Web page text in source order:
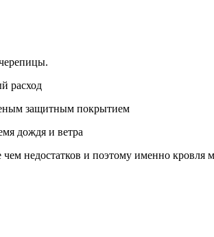
расход
защитным покрытием
дождя и ветра
недостатков и поэтому именно